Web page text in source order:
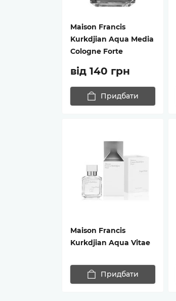
Maison Francis
Kurkdjian Aqua Media
Cologne Forte
від 140 грн
Придбати
Maison Francis
Kurkdjian Aqua Vitae
Придбати